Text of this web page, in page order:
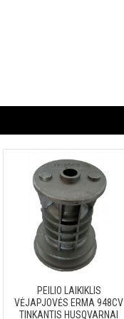
PEILIO LAIKIKLIS
VĖJAPJOVĖS ERMA 948CV
TINKANTIS HUSQVARNAI